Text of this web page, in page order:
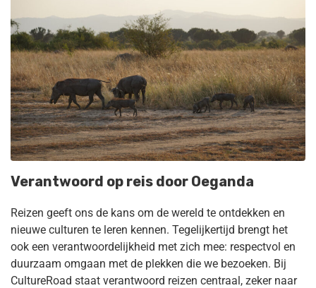
Verantwoord op reis door Oeganda
Reizen geeft ons de kans om de wereld te ontdekken en
nieuwe culturen te leren kennen. Tegelijkertijd brengt het
ook een verantwoordelijkheid met zich mee: respectvol en
duurzaam omgaan met de plekken die we bezoeken. Bij
CultureRoad staat verantwoord reizen centraal, zeker naar